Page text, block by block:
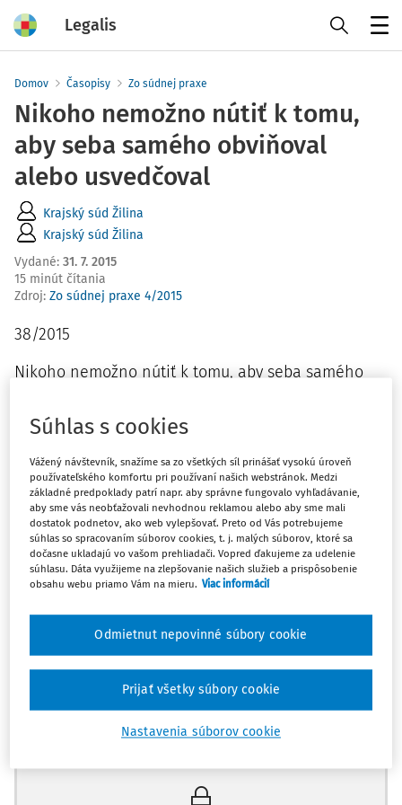
Legalis
Domov Časopisy Zo súdnej praxe
Nikoho nemožno nútiť k tomu,
aby seba samého obviňoval
alebo usvedčoval
Krajský súd Žilina
Krajský súd Žilina
Vydané: 31. 7. 2015
15 minút čítania
Zdroj: Zo súdnej praxe 4/2015
38/2015
Nikoho nemožno nútiť k tomu, aby seba samého
Článok 6 Dohovoru o ochrane ľudských práv a základných
slobôd
I. Medzi medzinárodne uznávané štandardy spravodlivého
konania v zmysle Čl. 6 Dohovoru o ochrane ľudských práv
a základných slobôd patrí právo podozrivého, resp.
obvineného neprispievať k vlastnému obvineniu alebo
usvedčeniu.
II. Právo neprispievať k vlastnému obvineniu alebo
usvedčeniu spočíva v rešpektovaní práva mlčať a v zákaze
akéhokoľvek donucovania k aktívnemu konaniu, ktoré by
alebo usvedčeniu.
Právo neobviňovať seba samého v trestnom konaní však
nezahŕňa použitie primeraného donútenia k tomu, aby
Máte predplatné?
Súhlas s cookies
Vážený návštevník, snažíme sa zo všetkých síl prinášať vysokú úroveň
používateľského komfortu pri používaní našich webstránok. Medzi
základné predpoklady patrí napr. aby správne fungovalo vyhľadávanie,
aby sme vás neobťažovali nevhodnou reklamou alebo aby sme mali
dostatok podnetov, ako web vylepšovať. Preto od Vás potrebujeme
súhlas so spracovaním súborov cookies, t. j. malých súborov, ktoré sa
dočasne ukladajú vo vašom prehliadači. Vopred ďakujeme za udelenie
súhlasu. Dáta využijeme na zlepšovanie našich služieb a prispôsobenie
obsahu webu priamo Vám na mieru. Viac informácií
Nastavenia súborov cookie
Odmietnut nepovinné súbory cookie
Prijať všetky súbory cookie